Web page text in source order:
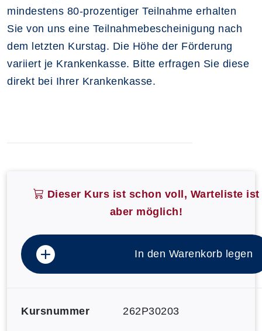
mindestens 80-prozentiger Teilnahme erhalten
Sie von uns eine Teilnahmebescheinigung nach
dem letzten Kurstag. Die Höhe der Förderung
variiert je Krankenkasse. Bitte erfragen Sie diese
direkt bei Ihrer Krankenkasse.
Dieser Kurs ist schon voll, Warteliste ist
aber möglich!
In den Warenkorb legen
Kursnummer 262P30203